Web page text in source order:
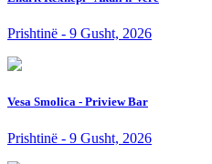
Prishtinë - 9 Gusht, 2026
Vesa Smolica - Priview Bar
Prishtinë - 9 Gusht, 2026